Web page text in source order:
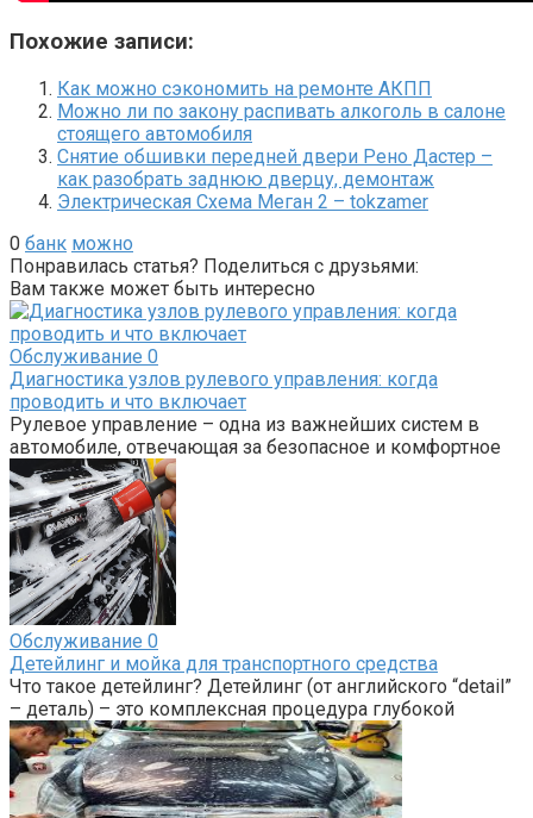
Похожие записи:
Как можно сэкономить на ремонте АКПП
Можно ли по закону распивать алкоголь в салоне
стоящего автомобиля
Снятие обшивки передней двери Рено Дастер –
как разобрать заднюю дверцу, демонтаж
Электрическая Схема Меган 2 – tokzamer
0 банк можно
Понравилась статья? Поделиться с друзьями:
Вам также может быть интересно
Обслуживание 0
Диагностика узлов рулевого управления: когда
проводить и что включает
Рулевое управление – одна из важнейших систем в
автомобиле, отвечающая за безопасное и комфортное
Обслуживание 0
Детейлинг и мойка для транспортного средства
Что такое детейлинг? Детейлинг (от английского “detail”
– деталь) – это комплексная процедура глубокой